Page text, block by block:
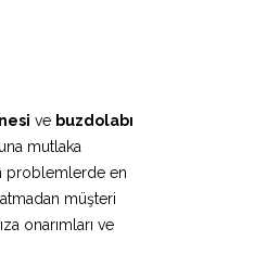
ve buzdolabı
mutlaka
problemlerde en
müşteri
onarımları ve